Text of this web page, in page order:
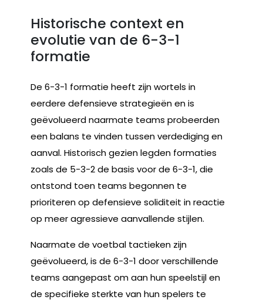
Historische context en
evolutie van de 6-3-1
formatie
De 6-3-1 formatie heeft zijn wortels in
eerdere defensieve strategieën en is
geëvolueerd naarmate teams probeerden
een balans te vinden tussen verdediging en
aanval. Historisch gezien legden formaties
zoals de 5-3-2 de basis voor de 6-3-1, die
ontstond toen teams begonnen te
prioriteren op defensieve soliditeit in reactie
op meer agressieve aanvallende stijlen.
Naarmate de voetbal tactieken zijn
geëvolueerd, is de 6-3-1 door verschillende
teams aangepast om aan hun speelstijl en
de specifieke sterkte van hun spelers te